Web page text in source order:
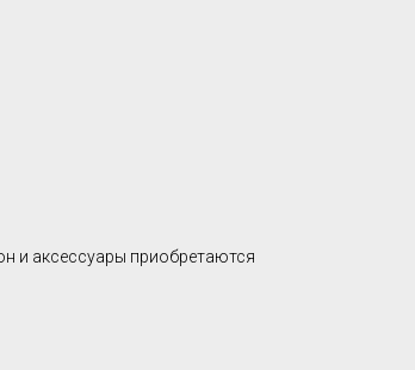
и аксессуары приобретаются